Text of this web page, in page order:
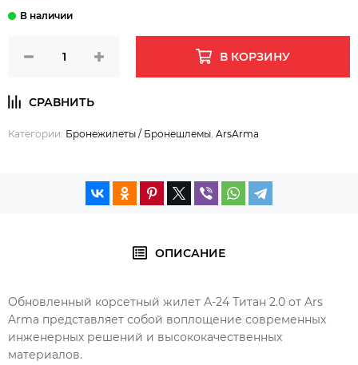
В КОРЗИНУ
Категории: Бронежилеты / Бронешлемы ArsArma
ОПИСАНИЕ
Обновленный корсетный жилет А-24 Титан 2.0 от Ars
Arma представляет собой воплощение современных
инженерных решений и высококачественных
материалов.